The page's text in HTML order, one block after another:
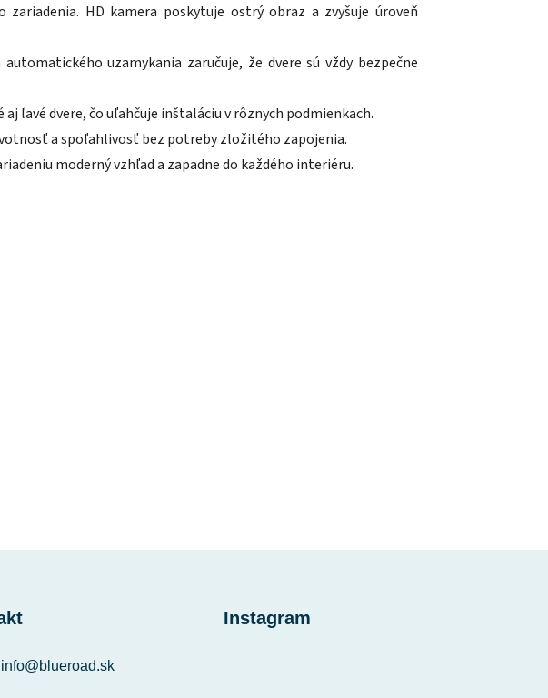
HD kamera poskytuje ostrý obraz a zvyšuje úroveň
uzamykania zaručuje, že dvere sú vždy bezpečne
ľavé dvere, čo uľahčuje inštaláciu v rôznych podmienkach.
a spoľahlivosť bez potreby zložitého zapojenia.
moderný vzhľad a zapadne do každého interiéru.
info@blueroad.sk
Instagram